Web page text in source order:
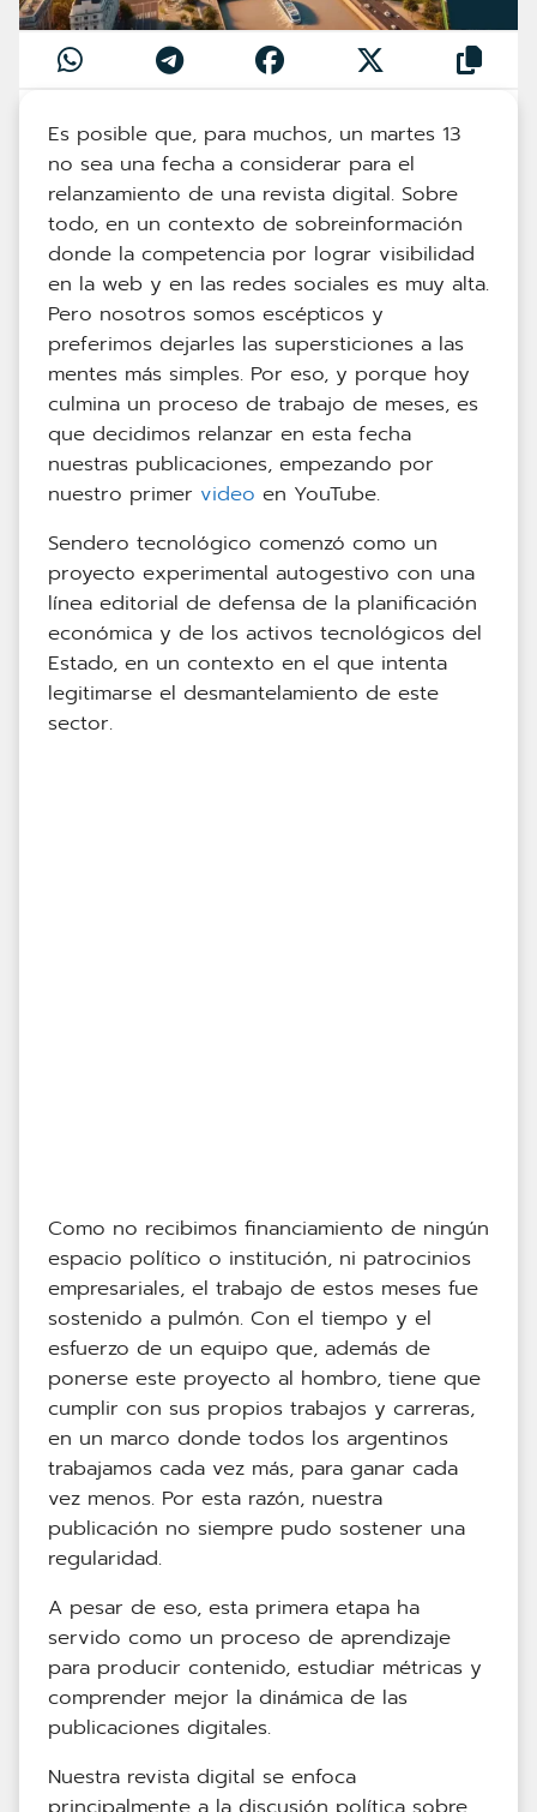
Es posible que, para muchos, un martes 13
no sea una fecha a considerar para el
relanzamiento de una revista digital. Sobre
todo, en un contexto de sobreinformación
donde la competencia por lograr visibilidad
en la web y en las redes sociales es muy alta.
Pero nosotros somos escépticos y
preferimos dejarles las supersticiones a las
mentes más simples. Por eso, y porque hoy
culmina un proceso de trabajo de meses, es
que decidimos relanzar en esta fecha
nuestras publicaciones, empezando por
nuestro primer video en YouTube.
Sendero tecnológico comenzó como un
proyecto experimental autogestivo con una
línea editorial de defensa de la planificación
económica y de los activos tecnológicos del
Estado, en un contexto en el que intenta
legitimarse el desmantelamiento de este
sector.
Como no recibimos financiamiento de ningún
espacio político o institución, ni patrocinios
empresariales, el trabajo de estos meses fue
sostenido a pulmón. Con el tiempo y el
esfuerzo de un equipo que, además de
ponerse este proyecto al hombro, tiene que
cumplir con sus propios trabajos y carreras,
en un marco donde todos los argentinos
trabajamos cada vez más, para ganar cada
vez menos. Por esta razón, nuestra
publicación no siempre pudo sostener una
regularidad.
A pesar de eso, esta primera etapa ha
servido como un proceso de aprendizaje
para producir contenido, estudiar métricas y
comprender mejor la dinámica de las
publicaciones digitales.
Nuestra revista digital se enfoca